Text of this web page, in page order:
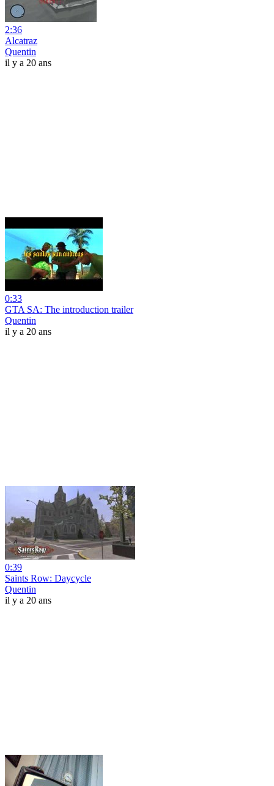
2:36
Alcatraz
Quentin
il y a 20 ans
0:33
GTA SA: The introduction trailer
Quentin
il y a 20 ans
0:39
Saints Row: Daycycle
Quentin
il y a 20 ans